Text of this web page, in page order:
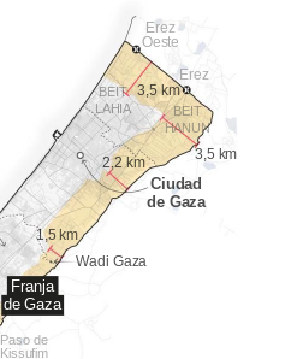
Erez
Oeste
Erez
3,5 km
BEIT
LAHIA
BEIT
HANUN
3,5 km
2,2 km
Ciudad
de Gaza
1,5 km
Wadi Gaza
Franja
de Gaza
Paso de
Kissufim